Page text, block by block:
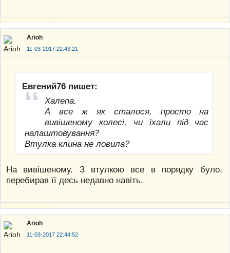
Arioh
11-03-2017 22:43:21
Евгений76 пишет:
Халепа.
А все ж як сталося, просто на
вивішеному колесі, чи їхали під час
налаштовування?
Втулка клина не ловила?
На вивішеному. З втулкою все в порядку було,
перебирав її десь недавно навіть.
Arioh
11-03-2017 22:44:52